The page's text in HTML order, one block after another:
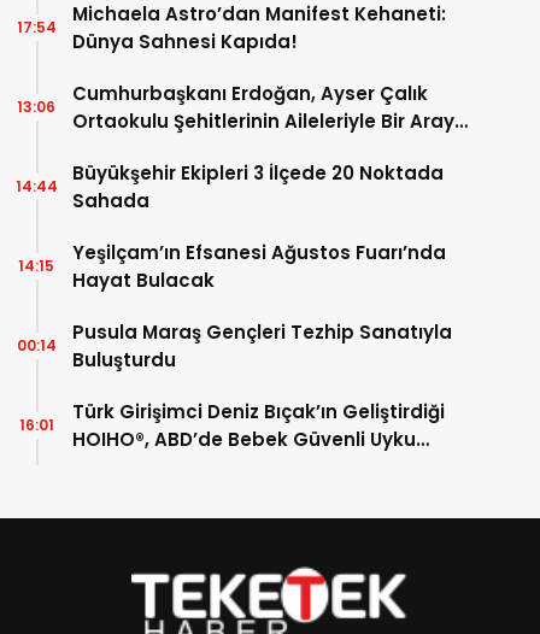
Michaela Astro’dan Manifest Kehaneti:
Dünya Sahnesi Kapıda!
17:54
Cumhurbaşkanı Erdoğan, Ayser Çalık
Ortaokulu Şehitlerinin Aileleriyle Bir Araya
13:06
Büyükşehir Ekipleri 3 İlçede 20 Noktada
Sahada
14:44
Yeşilçam’ın Efsanesi Ağustos Fuarı’nda
Hayat Bulacak
14:15
Pusula Maraş Gençleri Tezhip Sanatıyla
Buluşturdu
00:14
Türk Girişimci Deniz Bıçak’ın Geliştirdiği
HOIHO®, ABD’de Bebek Güvenli Uyku
16:01